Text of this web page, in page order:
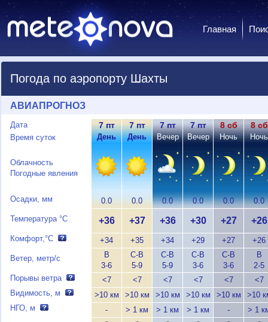
Главная
Погода по аэропорту Шахты
АВИАПРОГНОЗ
Дата
Время суток
Облачность
Погодные явления
Осадки, мм
Температура °C
Комфорт,°C
Ветер, метр/с
Порывы ветра
Видимость, м
НГО, м
7 пт
День
0.0
+36
+34
В
3-6
<7
>10 км
-
7 пт
День
0.0
+37
+35
С-В
5-9
<7
>10 км
> 1 км
7 пт
Вечер
0.0
+36
+34
С-В
5-9
<7
>10 км
> 1 км
7 пт
Вечер
0.0
+30
+29
С-В
3-6
<7
>10 км
> 1 км
8 сб
Ночь
0.0
+27
+27
С-В
3-6
<7
>10 км
-
8 сб
Ночь
0.0
+26
+26
В
2-5
<7
>10
> 1